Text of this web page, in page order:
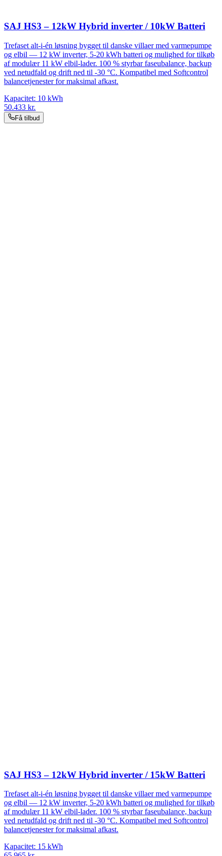
SAJ HS3 – 12kW Hybrid inverter / 10kW Batteri
Trefaset alt-i-én løsning bygget til danske villaer med varmepumpe
og elbil — 12 kW inverter, 5-20 kWh batteri og mulighed for tilkøb
af modulær 11 kW elbil-lader. 100 % styrbar faseubalance, backup
ved netudfald og drift ned til -30 °C. Kompatibel med Softcontrol
balancetjenester for maksimal afkast.
Kapacitet: 10 kWh
50.433 kr.
Få tilbud
SAJ HS3 – 12kW Hybrid inverter / 15kW Batteri
Trefaset alt-i-én løsning bygget til danske villaer med varmepumpe
og elbil — 12 kW inverter, 5-20 kWh batteri og mulighed for tilkøb
af modulær 11 kW elbil-lader. 100 % styrbar faseubalance, backup
ved netudfald og drift ned til -30 °C. Kompatibel med Softcontrol
balancetjenester for maksimal afkast.
Kapacitet: 15 kWh